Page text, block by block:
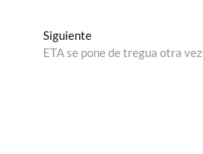
SiguienteEntrada
siguiente:
ETA se pone de tregua otra vez